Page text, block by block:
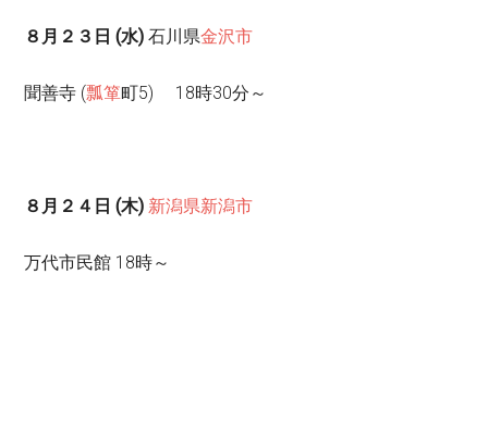
８月２３日 (水)石川県金沢市
聞善寺 (瓢箪町5) 18時30分～
８月２４日 (木) 新潟県新潟市
万代市民館 18時～